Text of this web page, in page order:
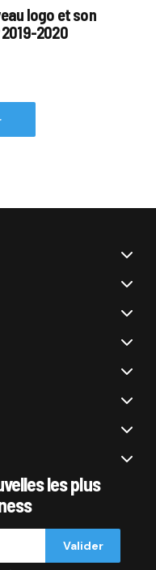
logo et son
2020
les plus
Valider